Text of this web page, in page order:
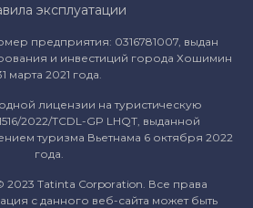
эксплуатации
предприятия: 0316781007, выдан
и инвестиций города Хошимин
марта 2021 года.
лицензии на туристическую
2022/TCDL-GP LHQT, выданной
туризма Вьетнама 6 октября 2022
года.
2023 Tatinta Corporation. Все права
с данного веб-сайта может быть